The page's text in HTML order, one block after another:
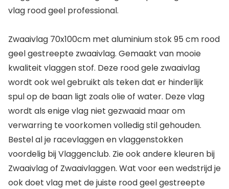
vlag rood geel professional.
Zwaaivlag 70x100cm met aluminium stok 95 cm rood
geel gestreepte zwaaivlag. Gemaakt van mooie
kwaliteit vlaggen stof. Deze rood gele zwaaivlag
wordt ook wel gebruikt als teken dat er hinderlijk
spul op de baan ligt zoals olie of water. Deze vlag
wordt als enige vlag niet gezwaaid maar om
verwarring te voorkomen volledig stil gehouden.
Bestel al je racevlaggen en vlaggenstokken
voordelig bij Vlaggenclub. Zie ook andere kleuren bij
Zwaaivlag of Zwaaivlaggen. Wat voor een wedstrijd je
ook doet vlag met de juiste rood geel gestreepte